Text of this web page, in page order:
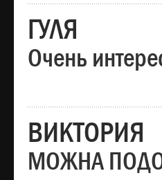
ГУЛЯ
Очень
ВИКТОРИЯ
МОЖНА